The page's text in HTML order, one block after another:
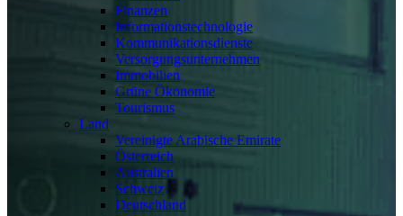
Finanzen
Informationstechnologie
Kommunikationsdienste
Versorgungsunternehmen
Immobilien
Grüne Ökonomie
Tourismus
Land
Vereinigte Arabische Emirate
Österreich
Australien
Schweiz
Deutschland